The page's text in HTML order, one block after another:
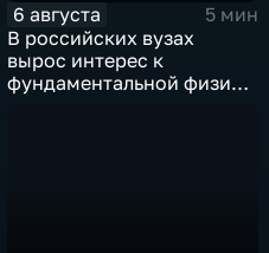
6 августа
5 мин
В российских вузах
вырос интерес к
фундаментальной физике